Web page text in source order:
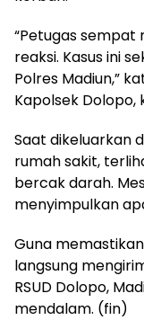
“Petugas
reaksi. Kasus ini
Polres Madiun,”
Kapolsek Dolopo,
Saat dikeluarkan
rumah sakit,
bercak darah.
menyimpulkan
Guna
langsung
RSUD Dolopo,
mendalam. (fin)